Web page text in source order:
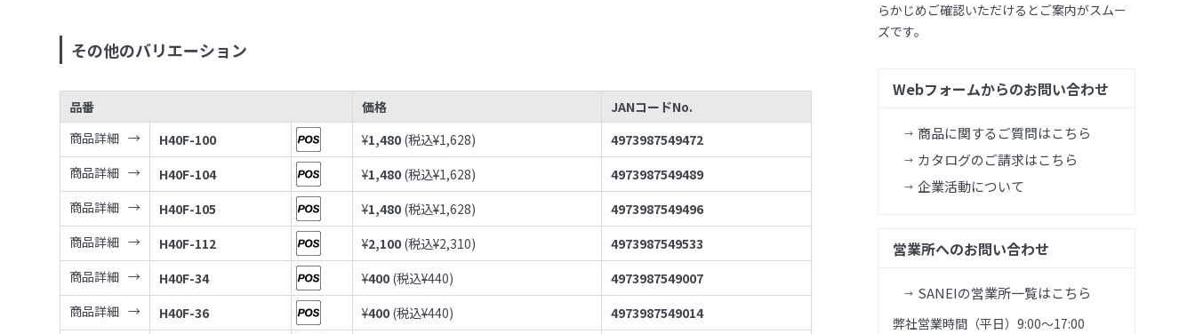
その他のバリエーション
品番 価格
JANコードNo.
商品詳細
H40F-100 ¥1,480 (税込¥1,628)
4973987549472
商品詳細
H40F-104 ¥1,480 (税込¥1,628)
4973987549489
商品詳細
H40F-105 ¥1,480 (税込¥1,628)
4973987549496
商品詳細
H40F-112 ¥2,100 (税込¥2,310)
4973987549533
商品詳細
H40F-34 ¥400 (税込¥440)
4973987549007
商品詳細
H40F-36 ¥400 (税込¥440)
4973987549014
らかじめご確認いただけるとご案内がスムー
ズです。
Webフォームからのお問い合わせ
商品に関するご質問はこちら
カタログのご請求はこちら
企業活動について
営業所へのお問い合わせ
SANEIの営業所一覧はこちら
弊社営業時間（平日）9:00～17:00